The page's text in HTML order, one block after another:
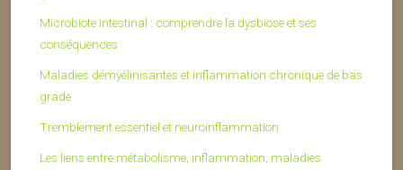
Microbiote intestinal : comprendre la dysbiose et ses
conséquences
Maladies démyélinisantes et inflammation chronique de bas
grade
Tremblement essentiel et neuroinflammation
Les liens entre métabolisme, inflammation, maladies